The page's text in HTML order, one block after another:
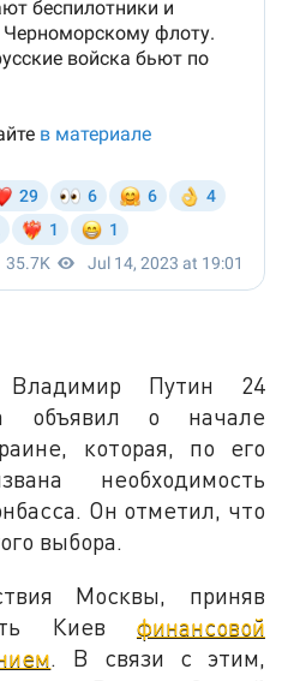
Владимир Путин 24
объявил о начале
которая, по его
необходимость
Он отметил, что
выбора.
Москвы, приняв
Киев финансовой
. В связи с этим,